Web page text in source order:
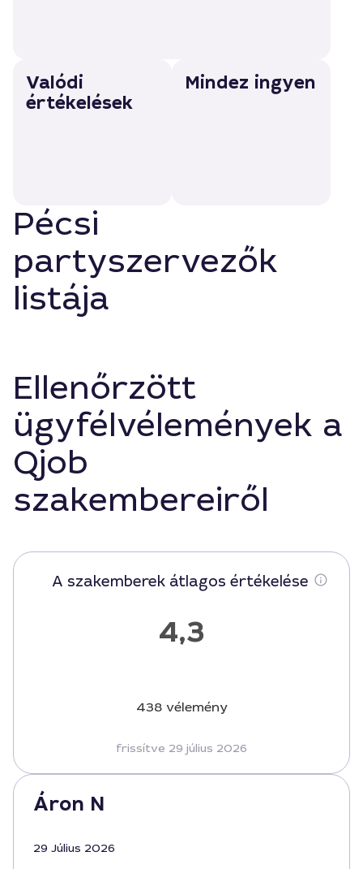
Valódi
értékelések
Mindez ingyen
Pécsi
partyszervezők
listája
Ellenőrzött
ügyfélvélemények a
Qjob
szakembereiről
A szakemberek átlagos értékelése
4,3
438 vélemény
frissítve 29 július 2026
Áron N
29 Július 2026